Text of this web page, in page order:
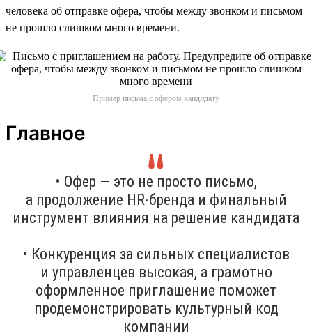
человека об отправке офера, чтобы между звонком и письмом
не прошло слишком много времени.
Пример письма с офером кандидату
Главное
• Офер — это не просто письмо,
а продолжение HR-бренда и финальный
инструмент влияния на решение кандидата
• Конкуренция за сильных специалистов
и управленцев высокая, а грамотно
оформленное приглашение поможет
продемонстрировать культурный код
компании